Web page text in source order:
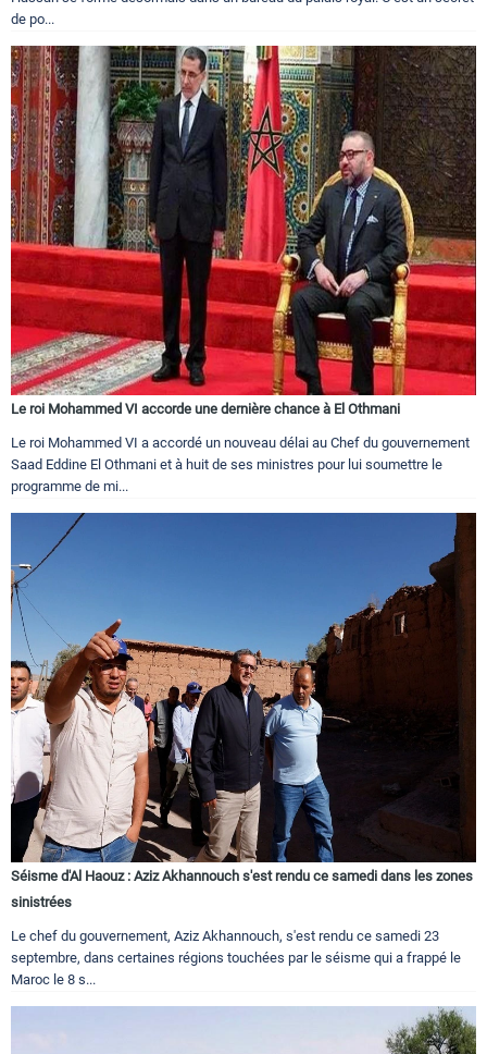
de po...
Le roi Mohammed VI accorde une dernière chance à El Othmani
Le roi Mohammed VI a accordé un nouveau délai au Chef du gouvernement
Saad Eddine El Othmani et à huit de ses ministres pour lui soumettre le
programme de mi...
Séisme d'Al Haouz : Aziz Akhannouch s'est rendu ce samedi dans les zones
sinistrées
Le chef du gouvernement, Aziz Akhannouch, s'est rendu ce samedi 23
septembre, dans certaines régions touchées par le séisme qui a frappé le
Maroc le 8 s...